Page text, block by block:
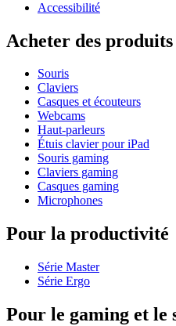
Accessibilité
Acheter des produits
Souris
Claviers
Casques et écouteurs
Webcams
Haut-parleurs
Étuis clavier pour iPad
Souris gaming
Claviers gaming
Casques gaming
Microphones
Pour la productivité
Série Master
Série Ergo
Pour le gaming et le